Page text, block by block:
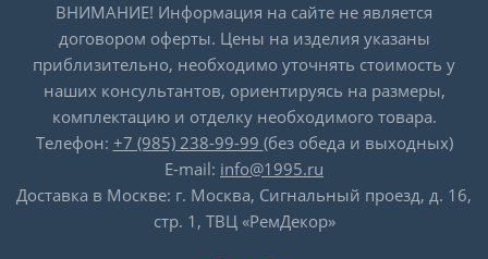
ВНИМАНИЕ! Информация на сайте не является
договором оферты. Цены на изделия указаны
приблизительно, необходимо уточнять стоимость у
наших консультантов, ориентируясь на размеры,
комплектацию и отделку необходимого товара.
Телефон: +7 (985) 238-99-99 (без обеда и выходных)
E-mail: info@1995.ru
Доставка в Москве: г. Москва, Сигнальный проезд, д. 16,
стр. 1, ТВЦ «РемДекор»